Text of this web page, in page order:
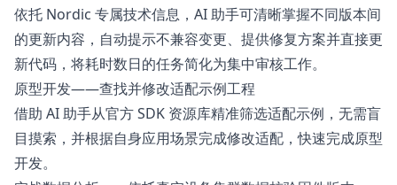
依托 Nordic 专属技术信息，AI 助手可清晰掌握不同版本间
的更新内容，自动提示不兼容变更、提供修复方案并直接更
新代码，将耗时数日的任务简化为集中审核工作。
原型开发——查找并修改适配示例工程
借助 AI 助手从官方 SDK 资源库精准筛选适配示例，无需盲
目摸索，并根据自身应用场景完成修改适配，快速完成原型
开发。